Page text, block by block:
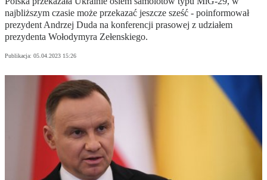
najbliższym czasie może przekazać jeszcze sześć - poinformował
prezydent Andrzej Duda na konferencji prasowej z udziałem
prezydenta Wołodymyra Zełenskiego.
Publikacja: 05.04.2023 15:26